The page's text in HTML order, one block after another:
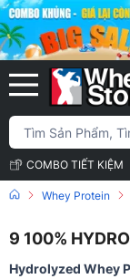
COMBO TIẾT KIỆM
Whey Protein
9 100%
Hydrolyzed Whey